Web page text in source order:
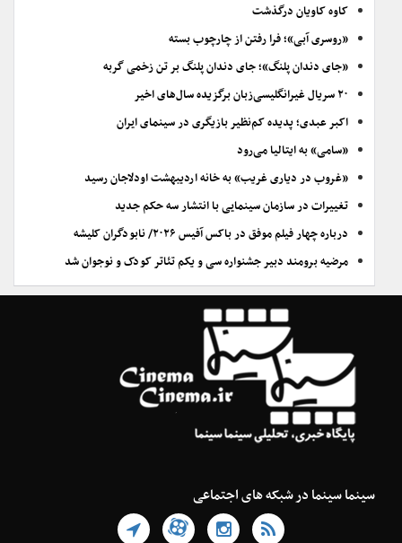
کاوه کاویان درگذشت
«روسری آبی»؛ فرا رفتن از چارچوب بسته
«جای دندان پلنگ»؛ جای دندان پلنگ بر تن زخمی گربه
۲۰ سریال غیرانگلیسی‌زبان برگزیده سال‌های اخیر
اکبر عبدی؛ پدیده کم‌نظیر بازیگری در سینمای ایران
«سامی» به ایتالیا می‌رود
«غروب در دیاری غریب» به خانه اردیبهشت اودلاجان رسید
تغییرات در سازمان سینمایی با انتشار سه حکم جدید
درباره چهار فیلم موفق در باکس آفیس ۲۰۲۶/ نابودگران کلیشه
مرضیه برومند دبیر جشنواره سی و یکم تئاتر کودک و نوجوان شد
سینما سینما در شبکه های اجتماعی